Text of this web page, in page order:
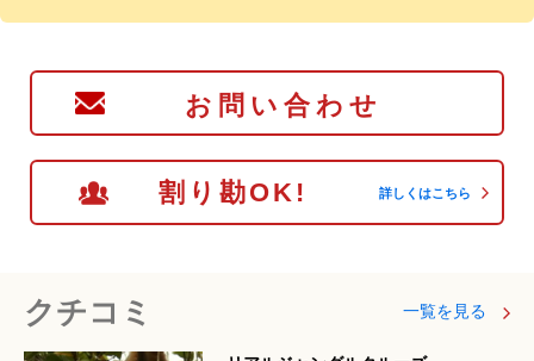
お問い合わせ
割り勘OK! 詳しくはこちら
クチコミ 一覧を見る